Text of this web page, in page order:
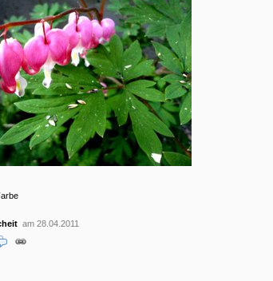
am 28.04.2011